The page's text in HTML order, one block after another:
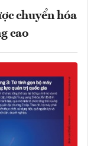
chuyển hóa
cao